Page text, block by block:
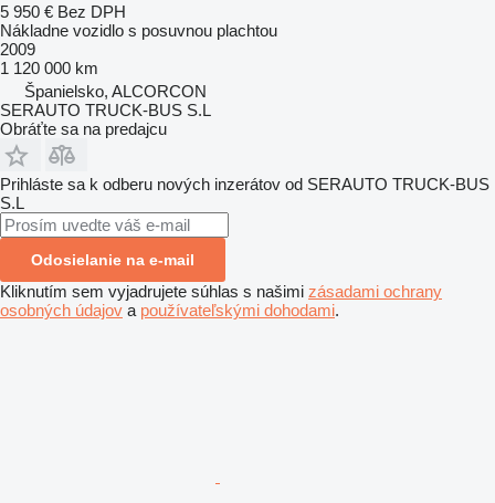
5 950 € Bez DPH
Nákladne vozidlo s posuvnou plachtou
2009
1 120 000 km
Španielsko, ALCORCON
SERAUTO TRUCK-BUS S.L
Obráťte sa na predajcu
Prihláste sa k odberu nových inzerátov od SERAUTO TRUCK-BUS
S.L
Odosielanie na e-mail
Kliknutím sem vyjadrujete súhlas s našimi zásadami ochrany
osobných údajov a používateľskými dohodami.